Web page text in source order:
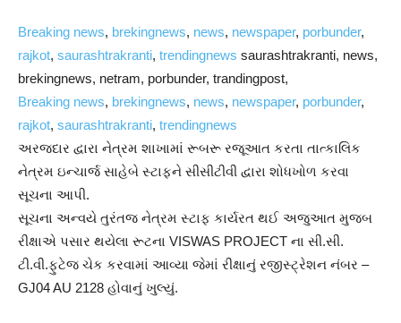
Breaking news, brekingnews, news, newspaper, porbunder
rajkot, saurashtrakranti, trendingnews saurashtrakranti, news,
brekingnews, netram, porbunder, trandingpost,
Breaking news, brekingnews, news, newspaper, porbunder
rajkot, saurashtrakranti, trendingnews
અરજદાર દ્વારા નેત્રમ શાખામાં રૂબરૂ રજૂઆત કરતા તાત્કાલિક
નેત્રમ ઇન્ચાર્જ સાહેબે સ્ટાફને સીસીટીવી દ્વારા શોધખોળ કરવા
સૂચના આપી.
સૂચના અન્વયે તુરંતજ નેત્રમ સ્ટાફ કાર્યરત થઈ અજુઆત મુજબ
રીક્ષાએ પસાર થયેલા રૂટના VISWAS PROJECT ના સી.સી.
ટી.વી.ફુટેજ ચેક કરવામાં આવ્યા જેમાં રીક્ષાનું રજીસ્ટ્રેશન નંબર –
GJ04 AU 2128 હોવાનું ખુલ્યું.